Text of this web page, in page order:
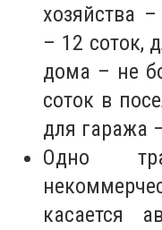
хозяйства
– 12 соток,
дома – не
соток в
для гаража
Одно
касается